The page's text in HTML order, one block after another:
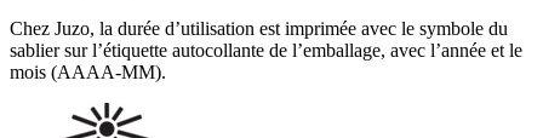
Chez Juzo, la durée d’utilisation est imprimée avec le symbole du
sablier sur l’étiquette autocollante de l’emballage, avec l’année et le
mois (AAAA-MM).